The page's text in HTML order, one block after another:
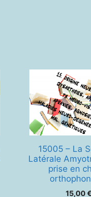
15005 – La
Latérale
prise en
15,00€